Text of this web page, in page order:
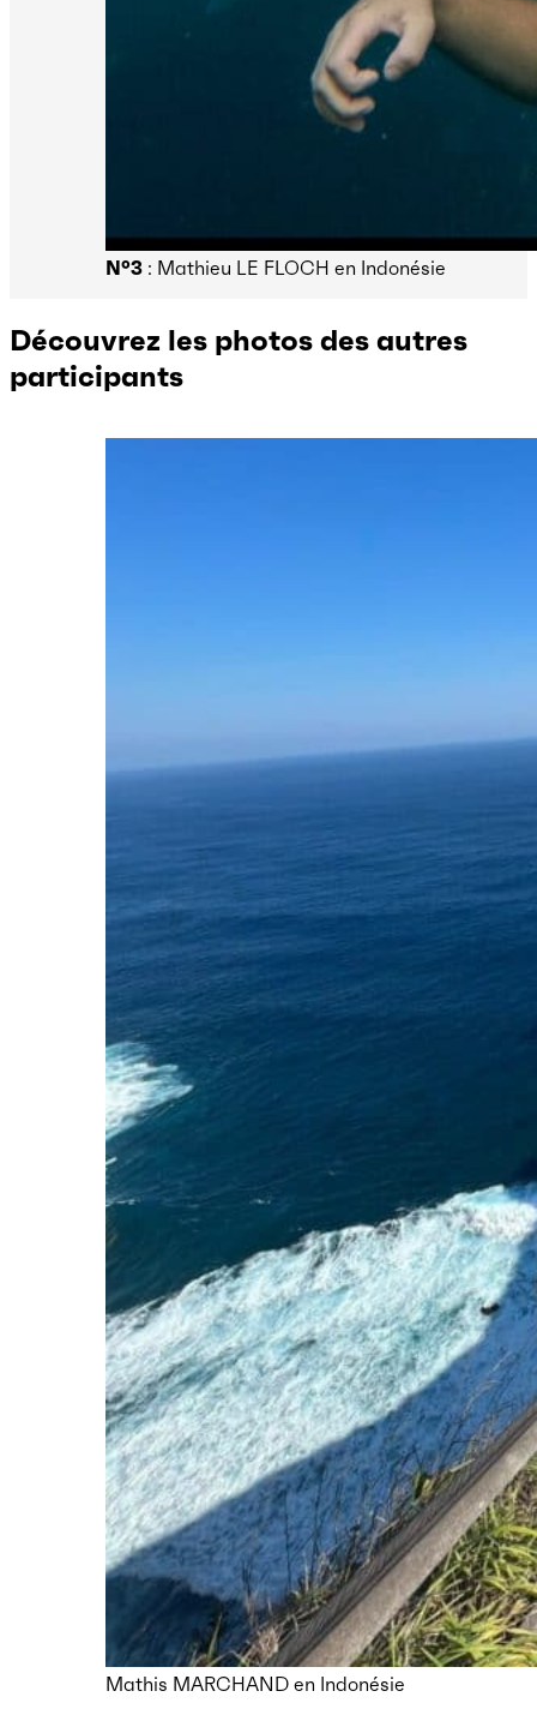
N°3 : Mathieu LE FLOCH en Indonésie
Découvrez les photos des autres
participants
Mathis MARCHAND en Indonésie